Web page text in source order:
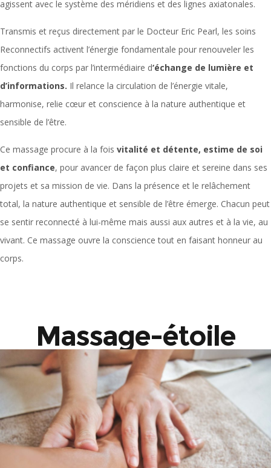
agissent avec le système des méridiens et des lignes axiatonales.
Transmis et reçus directement par le Docteur Eric Pearl, les soins
Reconnectifs activent l’énergie fondamentale pour renouveler les
fonctions du corps par l’intermédiaire d‘échange de lumière et
d’informations. Il relance la circulation de l’énergie vitale,
harmonise, relie cœur et conscience à la nature authentique et
sensible de l’être.
Ce massage procure à la fois vitalité et détente, estime de soi
et confiance, pour avancer de façon plus claire et sereine dans ses
projets et sa mission de vie. Dans la présence et le relâchement
total, la nature authentique et sensible de l’être émerge. Chacun peut
se sentir reconnecté à lui-même mais aussi aux autres et à la vie, au
vivant. Ce massage ouvre la conscience tout en faisant honneur au
corps.
Massage-étoile